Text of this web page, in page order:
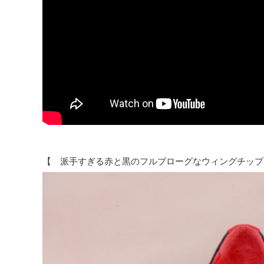
【 派手すぎる赤と黒のフルブローグなウィングチッ